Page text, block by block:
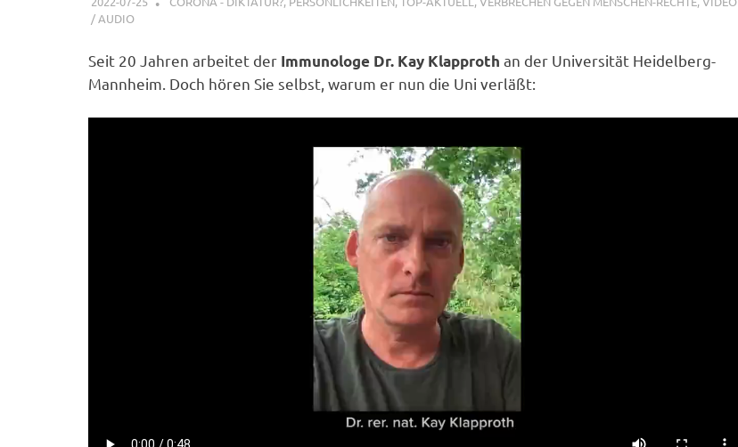
/ AUDIO
Seit 20 Jahren arbeitet der Immunologe Dr. Kay Klapprothan der Universität Heidelberg-
Mannheim. Doch hören Sie selbst, warum er nun die Uni verläßt: